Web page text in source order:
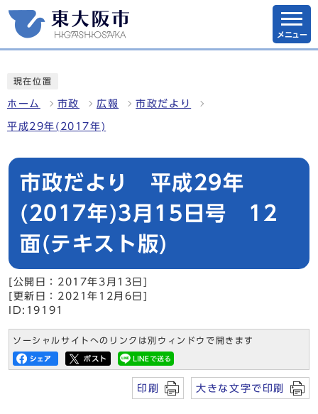
メニュー
現在位置
ホーム 市政 広報 市政だより
平成29年(2017年)
市政だより 平成29年
(2017年)3月15日号 12
面(テキスト版)
[公開日：2017年3月13日]
[更新日：2021年12月6日]
ID:19191
ソーシャルサイトへのリンクは別ウィンドウで開きます
印刷 大きな文字で印刷